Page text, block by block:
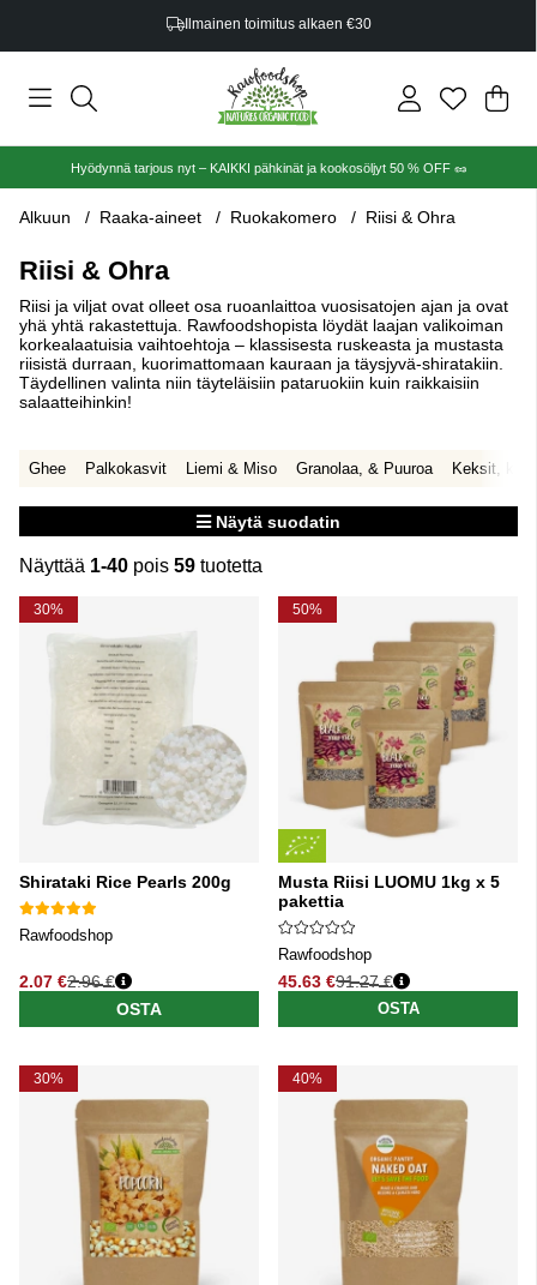
Ilmainen toimitus alkaen €30
.
Hyödynnä tarjous nyt – KAIKKI pähkinät ja kookosöljyt 50 % OFF 🥜
Alkuun Raaka-aineet Ruokakomero Riisi & Ohra
Riisi & Ohra
Riisi ja viljat ovat olleet osa ruoanlaittoa vuosisatojen ajan ja ovat
yhä yhtä rakastettuja. Rawfoodshopista löydät laajan valikoiman
korkealaatuisia vaihtoehtoja – klassisesta ruskeasta ja mustasta
riisistä durraan, kuorimattomaan kauraan ja täysjyvä-shiratakiin.
Täydellinen valinta niin täyteläisiin pataruokiin kuin raikkaisiin
salaatteihinkin!
Ghee Palkokasvit Liemi & Miso Granolaa, & Puuroa Keksit,
Näytä suodatin
Näyttää 1-40 pois 59 tuotetta
Tuotteet
30%
Shirataki Rice Pearls 200g
Rawfoodshop
2.07 €
Normaali hinta
2.96 €
OSTA
50%
Musta Riisi LUOMU 1kg x 5
pakettia
Rawfoodshop
45.63 €
Normaali hinta
91.27 €
OSTA
30% 40%